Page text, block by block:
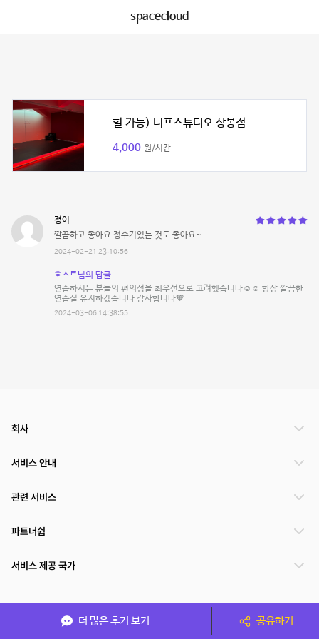
spacecloud
힐 가능) 너프스튜디오 상봉점
4,000 원/시간
졍이
깔끔하고 좋아요 정수기있는 것도 좋아요~
2024-02-21 23:10:56
호스트님의 답글
연습하시는 분들의 편의성을 최우선으로 고려했습니다☺️☺️ 항상 깔끔한
연습실 유지하겠습니다 감사합니다🧡
2024-03-06 14:38:55
더 많은 후기 보기 공유하기
회사
서비스 안내
관련 서비스
파트너쉽
서비스 제공 국가
(주)NSPACE 사업자정보